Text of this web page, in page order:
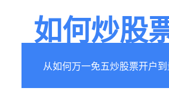
如何炒股
从如何万一免五炒股票开户